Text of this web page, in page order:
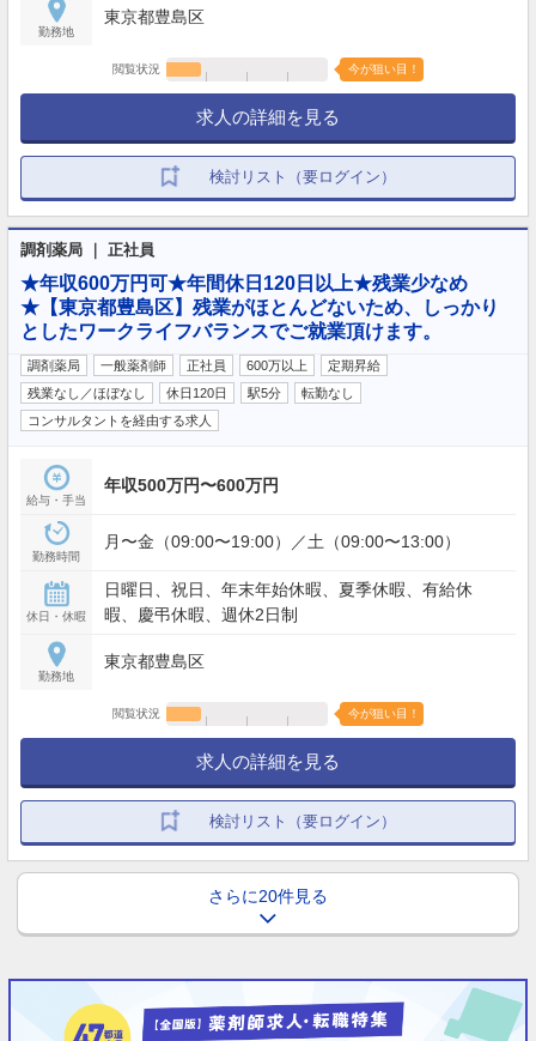
勤務地
東京都豊島区
閲覧状況 今が狙い目！
求人の詳細を見る
検討リスト（要ログイン）
調剤薬局 ｜ 正社員
★年収600万円可★年間休日120日以上★残業少なめ
★【東京都豊島区】残業がほとんどないため、しっかり
としたワークライフバランスでご就業頂けます。
調剤薬局 一般薬剤師 正社員 600万以上
定期昇給
残業なし／ほぼなし
休日120日 駅5分
転勤なし
コンサルタントを経由する求人
給与・手当
年収500万円〜600万円
勤務時間
月〜金（09:00〜19:00）／土（09:00〜13:00）
休日・休暇
日曜日、祝日、年末年始休暇、夏季休暇、有給休
暇、慶弔休暇、週休2日制
勤務地
東京都豊島区
閲覧状況 今が狙い目！
求人の詳細を見る
検討リスト（要ログイン）
さらに20件見る